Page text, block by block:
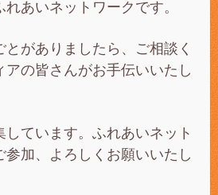
あいネットワークです。
がありましたら、ご相談く
アの皆さんがお手伝いいたし
ています。ふれあいネット
参加、よろしくお願いいたし